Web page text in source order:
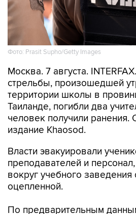
Фото: Prasit Supho/Getty Images
Москва. 7 августа.
стрельбы, произошедшей
территории школы в
Таиланде, погибли два
человек получили ранения.
издание Khaosod.
Власти эвакуировали
преподавателей и
вокруг учебного заведения
оцепленной.
По предварительным